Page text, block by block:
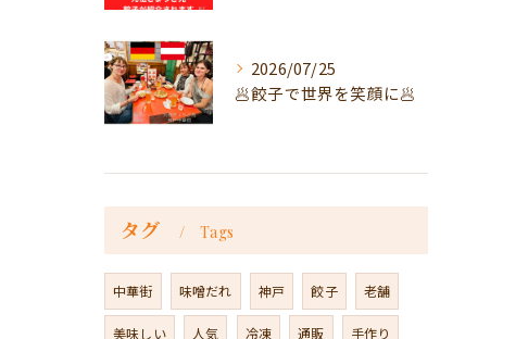
2026/07/25
🥟餃子で世界を笑顔に🥟
タグ Tags
中華街 味噌だれ 神戸 餃子 老舗
美味しい 人気 冷凍 通販 手作り